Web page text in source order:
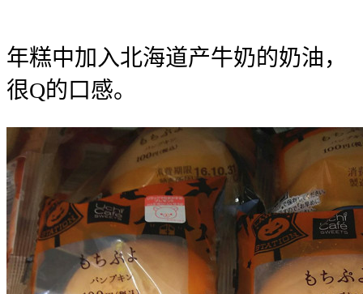
年糕中加入北海道产牛奶的奶油，
很Q的口感。